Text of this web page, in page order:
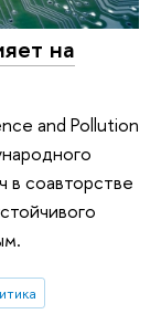
на
and Pollution
соавторстве